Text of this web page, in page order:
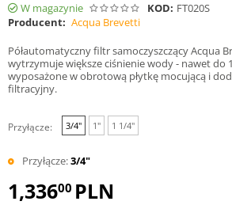
W magazynie KOD: FT020S
Producent: Acqua Brevetti
Półautomatyczny filtr samoczyszczący Acqua
wytrzymuje większe ciśnienie wody - nawet do
wyposażone w obrotową płytkę mocującą i
filtracyjny.
Przyłącze: 3/4" 1" 1 1/4"
Przyłącze:3/4"
1,33600 PLN